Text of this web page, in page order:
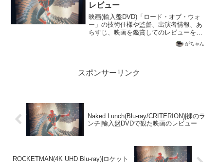
レビュー
映画(輸入盤DVD)「ロード・オブ・ウォ
ー」の技術仕様や監督、出演者情報、あ
らすじ、映画を鑑賞してのレビューを記
がちゃん
スポンサーリンク
Naked Lunch(Blu-ray/CRITERION)|裸のラ
ンチ|輸入盤DVDで観た映画のレビュー
ROCKETMAN(4K UHD Blu-ray)|ロケット